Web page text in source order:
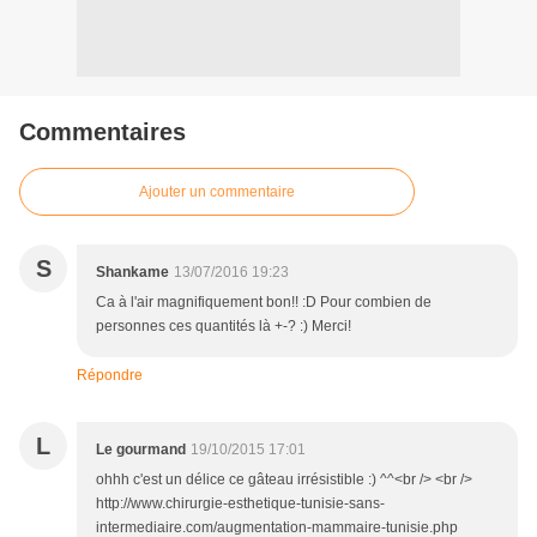
Commentaires
Ajouter un commentaire
S Shankame 13/07/2016 19:23
Ca à l'air magnifiquement bon!! :D Pour combien de
personnes ces quantités là +-? :) Merci!
Répondre
L Le gourmand 19/10/2015 17:01
ohhh c'est un délice ce gâteau irrésistible :) ^^<br /> <br />
http://www.chirurgie-esthetique-tunisie-sans-
intermediaire.com/augmentation-mammaire-tunisie.php